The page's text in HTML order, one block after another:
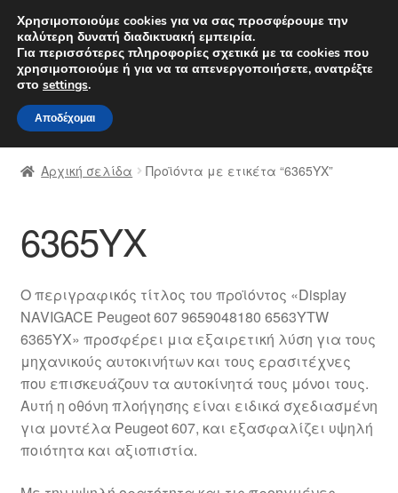
ΑΠΟΣΤΟΛΗ από 7 EUR
Δευτέρα-Παρ. 9 π.μ. - 4 μ.μ.
Απευθείας
μετάβαση
στην
πλοήγηση
Μετάβαση
σε
περιεχόμενο
Αρχική
Διαδικασία Παραπόνων
Επικοινωνία
Μεταφορά
Ο λογαριασμός μου
Ολοκλήρωση αγοράς
Αρχική σελίδα Προϊόντα με ετικέτα “6365YX”
6365YX
Ο περιγραφικός τίτλος του προϊόντος «Display
NAVIGACE Peugeot 607 9659048180 6563YTW
6365YX» προσφέρει μια εξαιρετική λύση για τους
μηχανικούς αυτοκινήτων και τους ερασιτέχνες
που επισκευάζουν τα αυτοκίνητά τους μόνοι τους.
Αυτή η οθόνη πλοήγησης είναι ειδικά σχεδιασμένη
για μοντέλα Peugeot 607, και εξασφαλίζει υψηλή
ποιότητα και αξιοπιστία.
Χρησιμοποιούμε cookies για να σας προσφέρουμε την
καλύτερη δυνατή διαδικτυακή εμπειρία.
Για περισσότερες πληροφορίες σχετικά με τα cookies που
χρησιμοποιούμε ή για να τα απενεργοποιήσετε, ανατρέξτε
στο settings.
Αποδέχομαι